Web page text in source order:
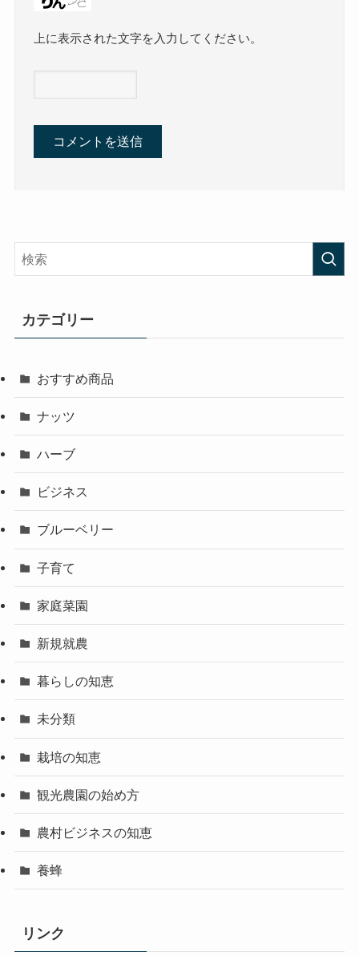
上に表示された文字を入力してください。
カテゴリー
おすすめ商品
ナッツ
ハーブ
ビジネス
ブルーベリー
子育て
家庭菜園
新規就農
暮らしの知恵
未分類
栽培の知恵
観光農園の始め方
農村ビジネスの知恵
養蜂
リンク